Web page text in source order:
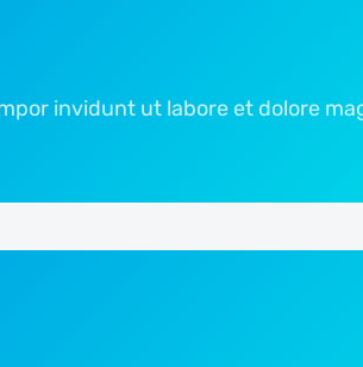
invidunt ut labore et dolore